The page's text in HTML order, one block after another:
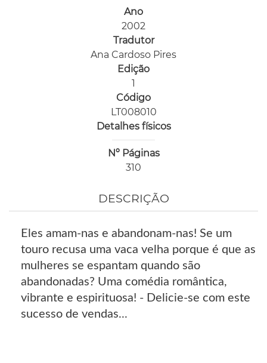
Ano
2002
Tradutor
Ana Cardoso Pires
Edição
1
Código
LT008010
Detalhes físicos
Nº Páginas
310
DESCRIÇÃO
Eles amam-nas e abandonam-nas! Se um
touro recusa uma vaca velha porque é que as
mulheres se espantam quando são
abandonadas? Uma comédia romântica,
vibrante e espirituosa! - Delicie-se com este
sucesso de vendas...